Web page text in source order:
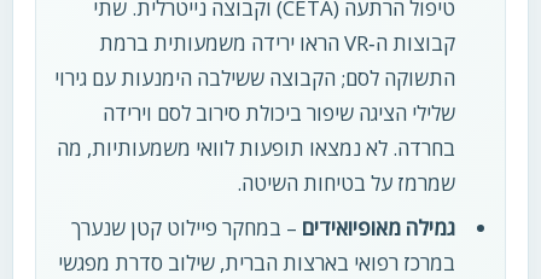
טיפול הרתעה (CETA) וקבוצה נייטרלית. שתי
קבוצות ה‑VR הראו ירידה משמעותית ברמת
התשוקה לסם; הקבוצה ששילבה הימנעות עם גירוי
שלילי הציגה שיפור ביכולת סירוב לסם וירידה
בחרדה. לא נמצאו תופעות לוואי משמעותיות, מה
שמרמז על בטיחות השיטה.
גמילה מאופיואידים – במחקר פיילוט קטן שנערך
במרכז רפואי בארצות הברית, שילוב סדרת מפגשי